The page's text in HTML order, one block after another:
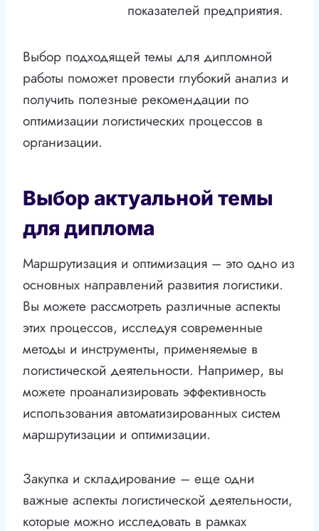
показателей предприятия.
Выбор подходящей темы для дипломной
работы поможет провести глубокий анализ и
получить полезные рекомендации по
оптимизации логистических процессов в
организации.
Выбор актуальной темы
для диплома
Маршрутизация и оптимизация – это одно из
основных направлений развития логистики.
Вы можете рассмотреть различные аспекты
этих процессов, исследуя современные
методы и инструменты, применяемые в
логистической деятельности. Например, вы
можете проанализировать эффективность
использования автоматизированных систем
маршрутизации и оптимизации.
Закупка и складирование – еще одни
важные аспекты логистической деятельности,
которые можно исследовать в рамках